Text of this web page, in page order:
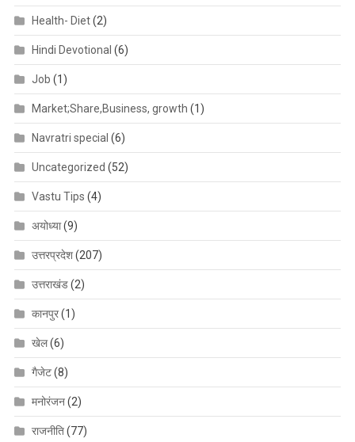
Health- Diet(2)
Hindi Devotional (6)
Job (1)
Market;Share,Business, growth (1)
Navratri special (6)
Uncategorized (52)
Vastu Tips (4)
अयोध्या(9)
उत्तरप्रदेश(207)
उत्तराखंड(2)
कानपुर(1)
खेल(6)
गैजेट(8)
मनोरंजन(2)
राजनीति(77)